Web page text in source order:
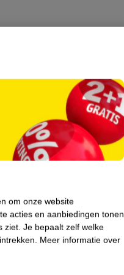
om onze website
acties en aanbiedingen tonen
ziet. Je bepaalt zelf welke
Meer informatie over